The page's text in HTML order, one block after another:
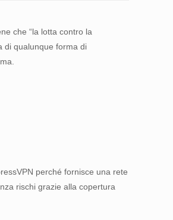
che “la lotta contro la
di qualunque forma di
perché fornisce una rete
rischi grazie alla copertura